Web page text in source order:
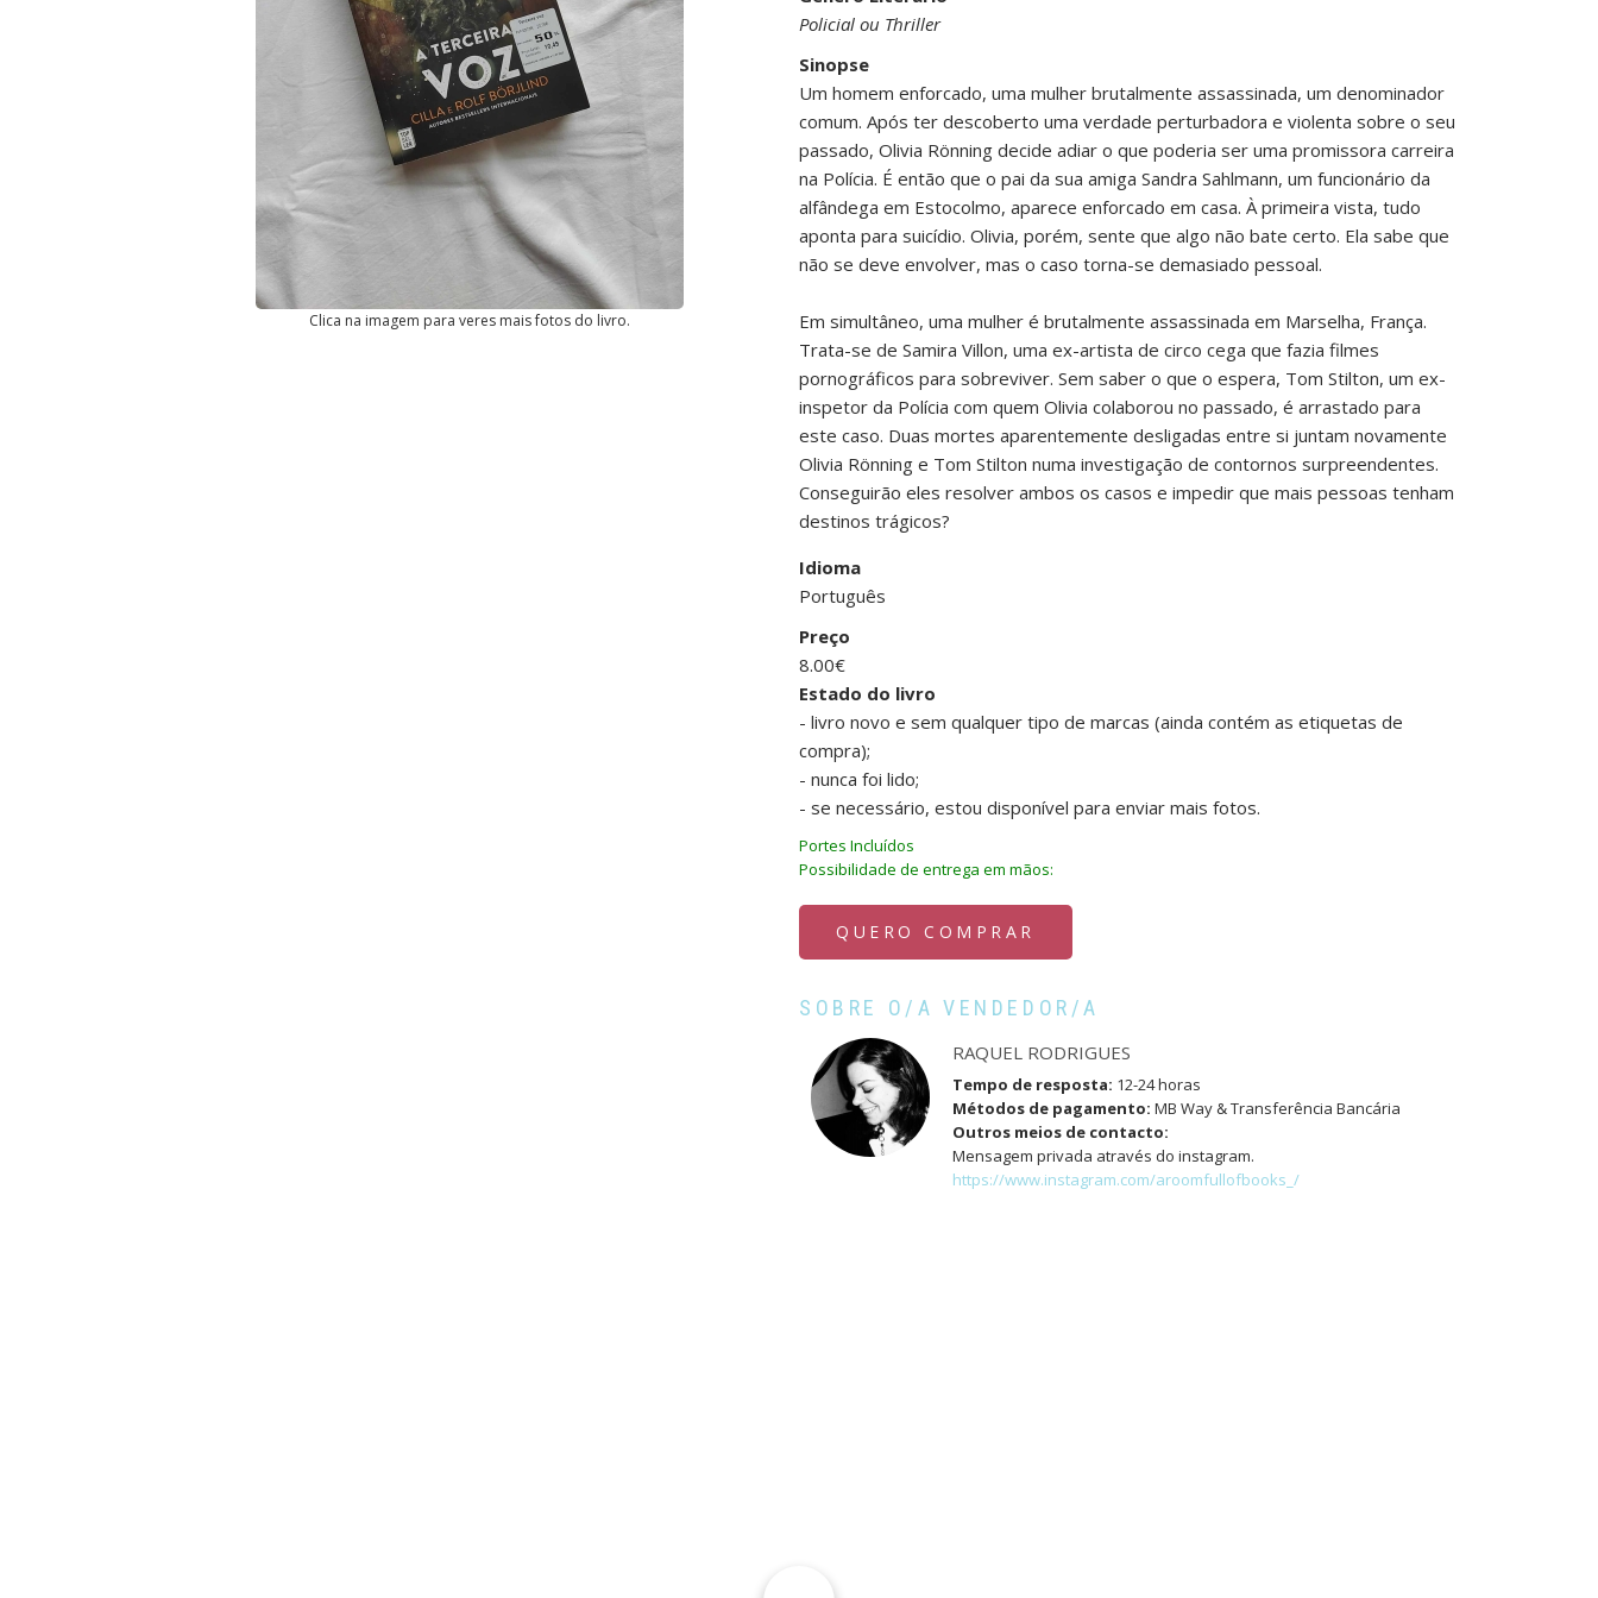
Clica na imagem para veres mais fotos do livro.
Policial ou Thriller
Sinopse
Um homem enforcado, uma mulher brutalmente assassinada, um denominador
comum. Após ter descoberto uma verdade perturbadora e violenta sobre o seu
passado, Olivia Rönning decide adiar o que poderia ser uma promissora carreira
na Polícia. É então que o pai da sua amiga Sandra Sahlmann, um funcionário da
alfândega em Estocolmo, aparece enforcado em casa. À primeira vista, tudo
aponta para suicídio. Olivia, porém, sente que algo não bate certo. Ela sabe que
não se deve envolver, mas o caso torna-se demasiado pessoal.
Em simultâneo, uma mulher é brutalmente assassinada em Marselha, França.
Trata-se de Samira Villon, uma ex-artista de circo cega que fazia filmes
pornográficos para sobreviver. Sem saber o que o espera, Tom Stilton, um ex-
inspetor da Polícia com quem Olivia colaborou no passado, é arrastado para
este caso. Duas mortes aparentemente desligadas entre si juntam novamente
Olivia Rönning e Tom Stilton numa investigação de contornos surpreendentes.
Conseguirão eles resolver ambos os casos e impedir que mais pessoas tenham
destinos trágicos?
Idioma
Português
Preço
8.00€
Estado do livro
- livro novo e sem qualquer tipo de marcas (ainda contém as etiquetas de
compra);
- nunca foi lido;
- se necessário, estou disponível para enviar mais fotos.
Portes Incluídos
Possibilidade de entrega em mãos:
QUERO COMPRAR
SOBRE O/A VENDEDOR/A
RAQUEL RODRIGUES
Tempo de resposta: 12-24 horas
Métodos de pagamento: MB Way & Transferência Bancária
Outros meios de contacto:
Mensagem privada através do instagram.
https://www.instagram.com/aroomfullofbooks_/